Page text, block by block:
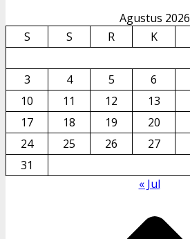
Agustus 2026
S
S R K
3
4 5 6
10
11 12 13
17
18 19 20
24
25 26 27
31
« Jul